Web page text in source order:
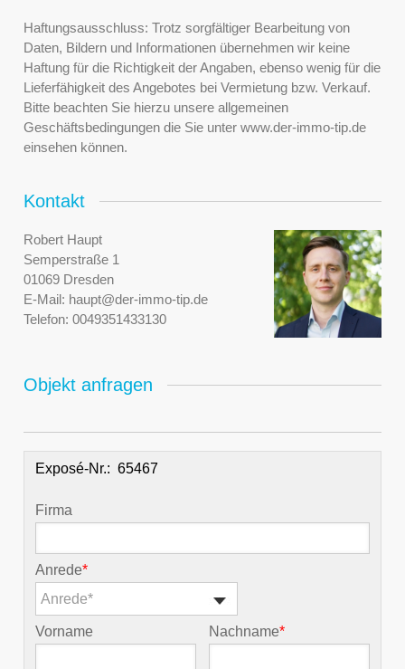
Haftungsausschluss: Trotz sorgfältiger Bearbeitung von
Daten, Bildern und Informationen übernehmen wir keine
Haftung für die Richtigkeit der Angaben, ebenso wenig für die
Lieferfähigkeit des Angebotes bei Vermietung bzw. Verkauf.
Bitte beachten Sie hierzu unsere allgemeinen
Geschäftsbedingungen die Sie unter www.der-immo-tip.de
einsehen können.
Kontakt
Robert Haupt
Semperstraße 1
01069 Dresden
E-Mail: haupt@der-immo-tip.de
Telefon: 0049351433130
Objekt anfragen
Exposé-Nr.:
Firma
Anrede*
Anrede*
Vorname Nachname*